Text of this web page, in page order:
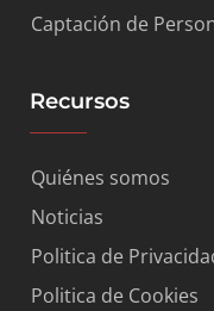
Captación de
Recursos
Quiénes somos
Noticias
Politica de
Politica de Cookies